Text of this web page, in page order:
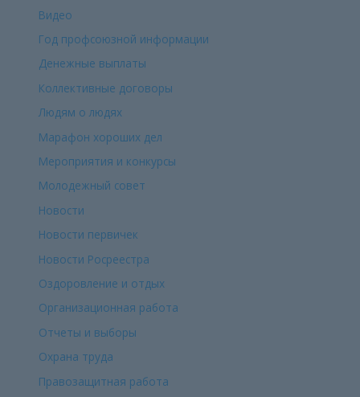
Видео
Год профсоюзной информации
Денежные выплаты
Коллективные договоры
Людям о людях
Марафон хороших дел
Мероприятия и конкурсы
Молодежный совет
Новости
Новости первичек
Новости Росреестра
Оздоровление и отдых
Организационная работа
Отчеты и выборы
Охрана труда
Правозащитная работа